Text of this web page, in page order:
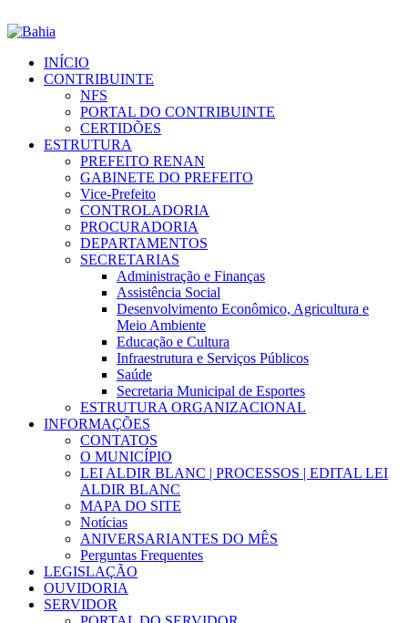
INÍCIO
CONTRIBUINTE
NFS
PORTAL DO CONTRIBUINTE
CERTIDÕES
ESTRUTURA
PREFEITO RENAN
GABINETE DO PREFEITO
Vice-Prefeito
CONTROLADORIA
PROCURADORIA
DEPARTAMENTOS
SECRETARIAS
Administração e Finanças
Assistência Social
Desenvolvimento Econômico, Agricultura e
Meio Ambiente
Educação e Cultura
Infraestrutura e Serviços Públicos
Saúde
Secretaria Municipal de Esportes
ESTRUTURA ORGANIZACIONAL
INFORMAÇÕES
CONTATOS
O MUNICÍPIO
LEI ALDIR BLANC | PROCESSOS | EDITAL LEI
ALDIR BLANC
MAPA DO SITE
Notícias
ANIVERSARIANTES DO MÊS
Perguntas Frequentes
LEGISLAÇÃO
OUVIDORIA
SERVIDOR